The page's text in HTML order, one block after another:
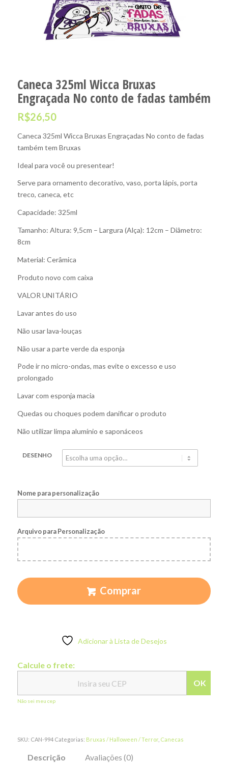
Caneca 325ml Wicca Bruxas
Engraçada No conto de fadas também
R$26,50
Caneca 325ml Wicca Bruxas Engraçadas No conto de fadas
também tem Bruxas
Ideal para você ou presentear!
Serve para ornamento decorativo, vaso, porta lápis, porta
treco, caneca, etc
Capacidade: 325ml
Tamanho: Altura: 9,5cm – Largura (Alça): 12cm – Diâmetro:
8cm
Material: Cerâmica
Produto novo com caixa
VALOR UNITÁRIO
Lavar antes do uso
Não usar lava-louças
Não usar a parte verde da esponja
Pode ir no micro-ondas, mas evite o excesso e uso
prolongado
Lavar com esponja macia
Quedas ou choques podem danificar o produto
Não utilizar limpa alumínio e saponáceos
DESENHO
Nome para personalização
Arquivo para Personalização
Comprar
Adicionar à Lista de Desejos
Calcule o frete:
OK
Não sei meu cep
SKU: CAN-994 Categorias: Bruxas / Halloween / Terror, Canecas
Descrição Avaliações (0)